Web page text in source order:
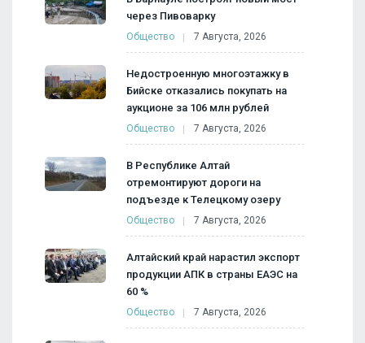
через Пивоварку
Общество 7 Августа, 2026
Недостроенную многоэтажку в
Бийске отказались покупать на
аукционе за 106 млн рублей
Общество 7 Августа, 2026
В Республике Алтай
отремонтируют дороги на
подъезде к Телецкому озеру
Общество 7 Августа, 2026
Алтайский край нарастил экспорт
продукции АПК в страны ЕАЭС на
60 %
Общество 7 Августа, 2026